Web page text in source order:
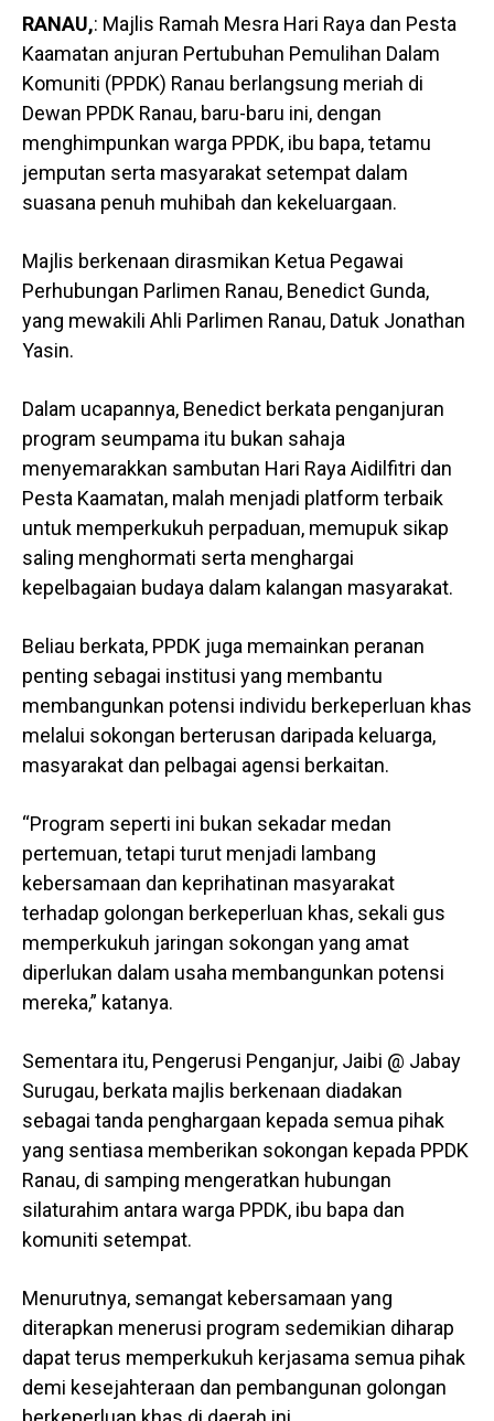
RANAU,: Majlis Ramah Mesra Hari Raya dan Pesta
Kaamatan anjuran Pertubuhan Pemulihan Dalam
Komuniti (PPDK) Ranau berlangsung meriah di
Dewan PPDK Ranau, baru-baru ini, dengan
menghimpunkan warga PPDK, ibu bapa, tetamu
jemputan serta masyarakat setempat dalam
suasana penuh muhibah dan kekeluargaan.
Majlis berkenaan dirasmikan Ketua Pegawai
Perhubungan Parlimen Ranau, Benedict Gunda,
yang mewakili Ahli Parlimen Ranau, Datuk Jonathan
Yasin.
Dalam ucapannya, Benedict berkata penganjuran
program seumpama itu bukan sahaja
menyemarakkan sambutan Hari Raya Aidilfitri dan
Pesta Kaamatan, malah menjadi platform terbaik
untuk memperkukuh perpaduan, memupuk sikap
saling menghormati serta menghargai
kepelbagaian budaya dalam kalangan masyarakat.
Beliau berkata, PPDK juga memainkan peranan
penting sebagai institusi yang membantu
membangunkan potensi individu berkeperluan khas
melalui sokongan berterusan daripada keluarga,
masyarakat dan pelbagai agensi berkaitan.
“Program seperti ini bukan sekadar medan
pertemuan, tetapi turut menjadi lambang
kebersamaan dan keprihatinan masyarakat
terhadap golongan berkeperluan khas, sekali gus
memperkukuh jaringan sokongan yang amat
diperlukan dalam usaha membangunkan potensi
mereka,” katanya.
Sementara itu, Pengerusi Penganjur, Jaibi @ Jabay
Surugau, berkata majlis berkenaan diadakan
sebagai tanda penghargaan kepada semua pihak
yang sentiasa memberikan sokongan kepada PPDK
Ranau, di samping mengeratkan hubungan
silaturahim antara warga PPDK, ibu bapa dan
komuniti setempat.
Menurutnya, semangat kebersamaan yang
diterapkan menerusi program sedemikian diharap
dapat terus memperkukuh kerjasama semua pihak
demi kesejahteraan dan pembangunan golongan